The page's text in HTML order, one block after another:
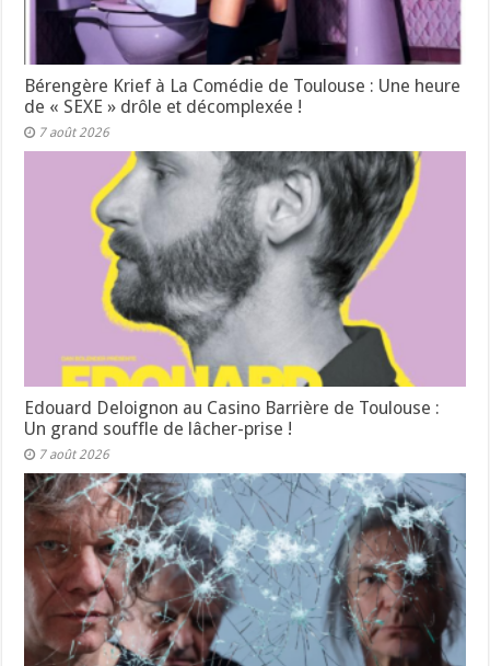
Bérengère Krief à La Comédie de Toulouse : Une heure
de « SEXE » drôle et décomplexée !
7 août 2026
Edouard Deloignon au Casino Barrière de Toulouse :
Un grand souffle de lâcher-prise !
7 août 2026